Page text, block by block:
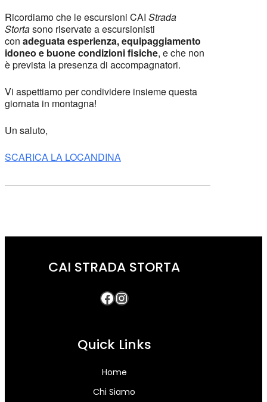
Ricordiamo che le escursioni CAI Strada
Stortasono riservate a escursionisti
con adeguata esperienza, equipaggiamento
idoneo e buone condizioni fisiche, e che non
è prevista la presenza di accompagnatori.
Vi aspettiamo per condividere insieme questa
giornata in montagna!
Un saluto,
SCARICA LA LOCANDINA
CAI STRADA STORTA
Quick Links
Home
Chi Siamo